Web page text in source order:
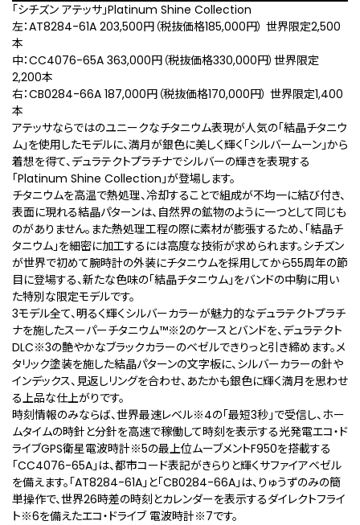
「シチズン アテッサ」Platinum Shine Collection
左：AT8284-61A 203,500円（税抜価格185,000円） 世界限定2,500
本
中：CC4076-65A 363,000円（税抜価格330,000円）世界限定
2,200本
右：CB0284-66A 187,000円（税抜価格170,000円） 世界限定1,400
本
アテッサならではのユニークなチタニウム表現が人気の「結晶チタニウ
ム」を使用したモデルに、満月が銀色に美しく輝く「シルバームーン」から
着想を得て、デュラテクトプラチナでシルバーの輝きを表現する
「Platinum Shine Collection」が登場します。
チタニウムを高温で熱処理、冷却することで組成が不均一に結び付き、
表面に現れる結晶パターンは、自然界の鉱物のように一つとして同じも
のがありません。また熱処理工程の際に素材が膨張するため、「結晶チ
タニウム」を細密に加工するには高度な技術が求められます。シチズン
が世界で初めて腕時計の外装にチタニウムを採用してから55周年の節
目に登場する、新たな色味の「結晶チタニウム」をバンドの中駒に用い
た特別な限定モデルです。
3モデル全て、明るく輝くシルバーカラーが魅力的なデュラテクトプラチ
ナを施したスーパーチタニウム™※2のケースとバンドを、デュラテクト
DLC※3の艶やかなブラックカラーのベゼルできりっと引き締めます。メ
タリック塗装を施した結晶パターンの文字板に、シルバーカラーの針や
インデックス、見返しリングを合わせ、あたかも銀色に輝く満月を思わせ
る上品な仕上がりです。
時刻情報のみならば、世界最速レベル※4の「最短3秒」で受信し、ホー
ムタイムの時針と分針を高速で稼働して時刻を表示する光発電エコ・ド
ライブGPS衛星電波時計※5の最上位ムーブメントF950を搭載する
「CC4076-65A」は、都市コード表記がきらりと輝くサファイアベゼル
を備えます。「AT8284-61A」と「CB0284-66A」は、りゅうずのみの簡
単操作で、世界26時差の時刻とカレンダーを表⽰するダイレクトフライ
ト※6を備えたエコ・ドライブ 電波時計※7です。